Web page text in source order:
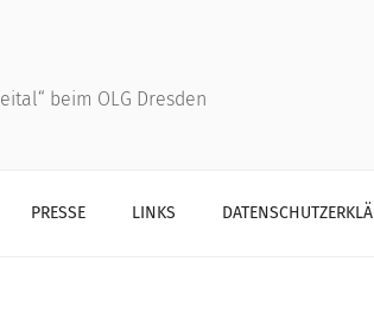
beim OLG Dresden
PRESSE LINKS